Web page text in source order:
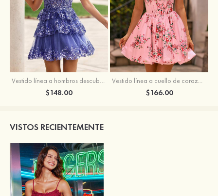
Vestido línea a hombros descubiertos tul corto/mini vestido para homecoming
$148.00
Vestido línea a cuello de corazón satén corto vestido para homecoming
$166.00
VISTOS RECIENTEMENTE